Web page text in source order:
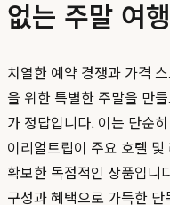
없는 주말 여
치열한 예약 경쟁과 가격
을 위한 특별한 주말을 만
가 정답입니다. 이는 단순
이리얼트립이 주요 호텔
확보한 독점적인 상품입니
구성과 혜택으로 가득한